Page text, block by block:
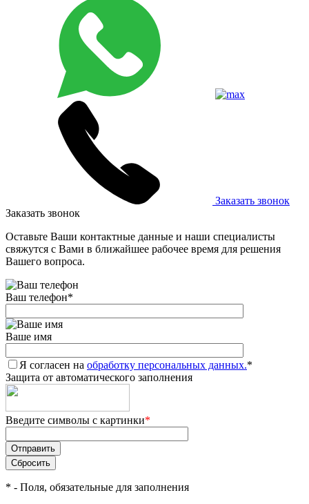
Заказать звонок
Заказать звонок
Оставьте Ваши контактные данные и наши специалисты
свяжутся с Вами в ближайшее рабочее время для решения
Вашего вопроса.
Ваш телефон*
Ваше имя
Я согласен на обработку персональных данных.*
Защита от автоматического заполнения
Введите символы с картинки*
* - Поля, обязательные для заполнения